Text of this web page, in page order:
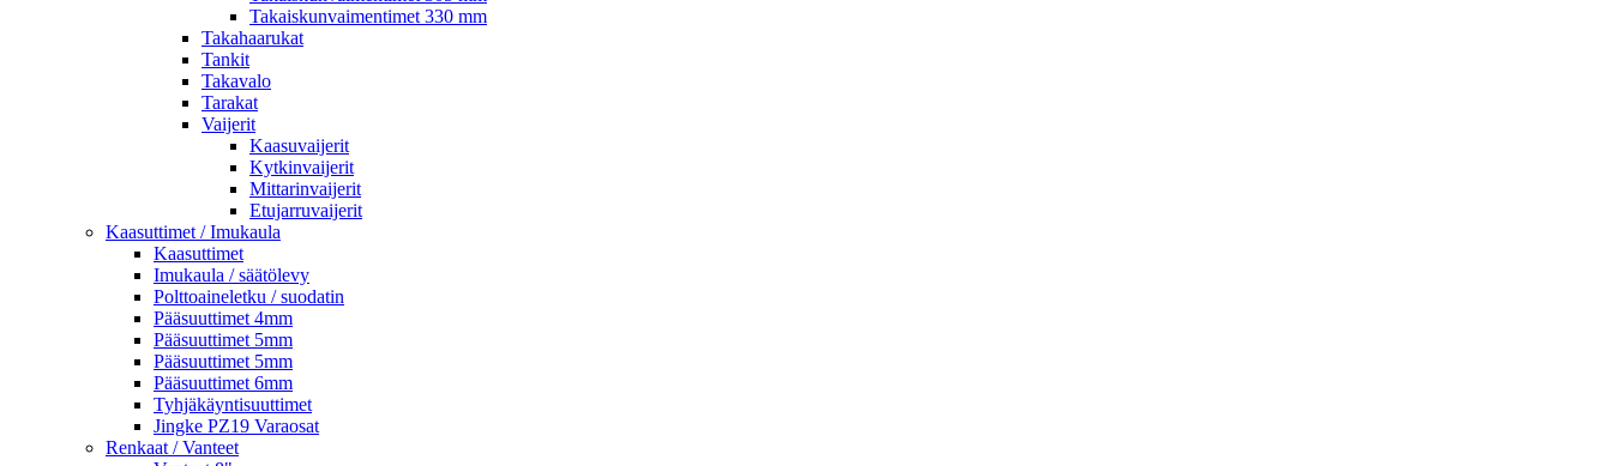
Takaiskunvaimentimet 330 mm
Takahaarukat
Tankit
Takavalo
Tarakat
Vaijerit
Kaasuvaijerit
Kytkinvaijerit
Mittarinvaijerit
Etujarruvaijerit
Kaasuttimet / Imukaula
Kaasuttimet
Imukaula / säätölevy
Polttoaineletku / suodatin
Pääsuuttimet 4mm
Pääsuuttimet 5mm
Pääsuuttimet 5mm
Pääsuuttimet 6mm
Tyhjäkäyntisuuttimet
Jingke PZ19 Varaosat
Renkaat / Vanteet